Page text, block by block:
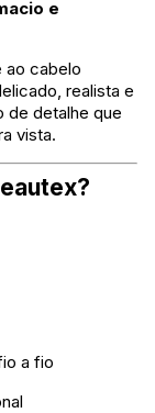
e
ao cabelo
realista e
de detalhe que
vista.
a fio